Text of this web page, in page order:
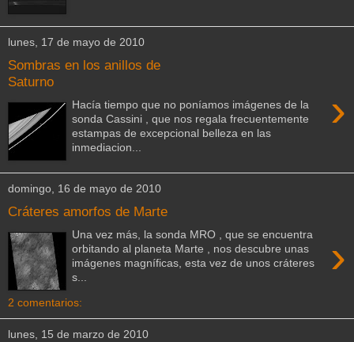
lunes, 17 de mayo de 2010
Sombras en los anillos de
Saturno
›
Hacía tiempo que no poníamos imágenes de la
sonda Cassini , que nos regala frecuentemente
estampas de excepcional belleza en las
inmediacion...
domingo, 16 de mayo de 2010
Cráteres amorfos de Marte
›
Una vez más, la sonda MRO , que se encuentra
orbitando al planeta Marte , nos descubre unas
imágenes magníficas, esta vez de unos cráteres
s...
2 comentarios:
lunes, 15 de marzo de 2010